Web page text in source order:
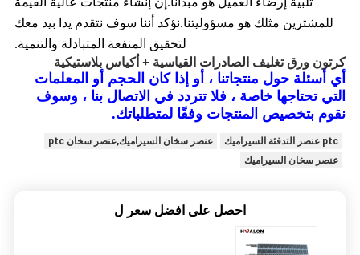
للمشترين مثلك هو مسؤوليتنا.نؤكد أننا سوف نتقدم يدا بيد معك
لتحقيق المنفعة المتبادلة والتنمية.
كرتون ورق تغليف الصادرات القياسية + أكياس بلاستيكية
أي أسئلة حول منتجاتنا ،
أو إذا كان الحجم أو المعلمات
التي تحتاجها خاصة ، فلا تتردد في الاتصال بنا ، وسوف
نقوم بتخصيص المنتجات وفقًا لمتطلباتك.
ptc عنصر التدفئة السيراميك
عنصر سخان السيراميك,عنصر سخان ptc
عنصر سخان السيراميك
احصل على افضل سعر ل